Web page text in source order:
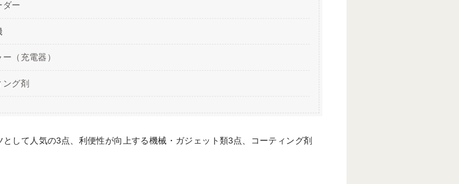
ダー
（充電器）
グ剤
して人気の3点、利便性が向上する機械・ガジェット類3点、コーティング剤